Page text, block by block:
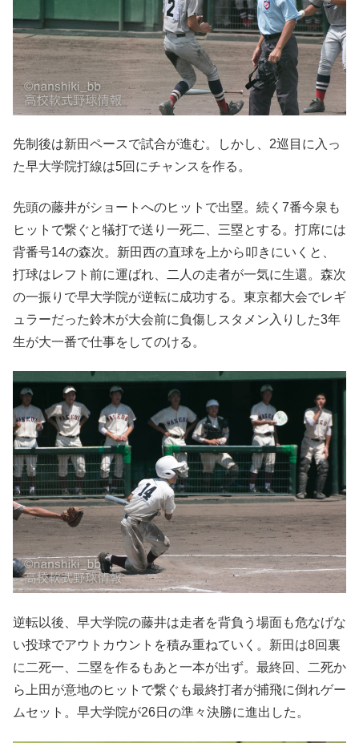
先制後は新田ペースで試合が進む。しかし、2巡目に入っ
た早大学院打線は5回にチャンスを作る。
先頭の藤井がショートへのヒットで出塁。続く7番今泉も
ヒットで繋ぐと犠打で送り一死二、三塁とする。打席には
背番号14の森次。新田西の直球を上から叩きにいくと、
打球はレフト前に運ばれ、二人の走者が一気に生還。森次
の一振りで早大学院が逆転に成功する。東京都大会でレギ
ュラーだった鈴木が大会前に負傷しスタメン入りした3年
生が大一番で仕事をしてのける。
逆転以後、早大学院の藤井は走者を背負う場面も危なげな
い投球でアウトカウントを積み重ねていく。新田は8回裏
に二死一、二塁を作るもあと一本が出ず。最終回、二死か
ら上田が意地のヒットで繋ぐも最終打者が捕飛に倒れゲー
ムセット。早大学院が26日の準々決勝に進出した。